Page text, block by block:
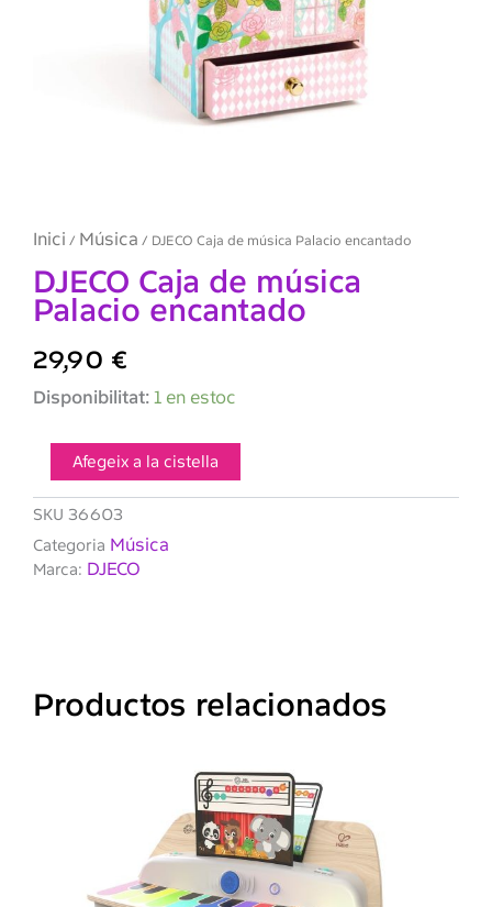
Inici / Música / DJECO Caja de música Palacio encantado
DJECO Caja de música
Palacio encantado
29,90 €
Disponibilitat: 1 en estoc
quantitat
música
Palacio
encantado
Afegeix a la cistella
SKU 36603
Categoria Música
Marca: DJECO
Productos relacionados